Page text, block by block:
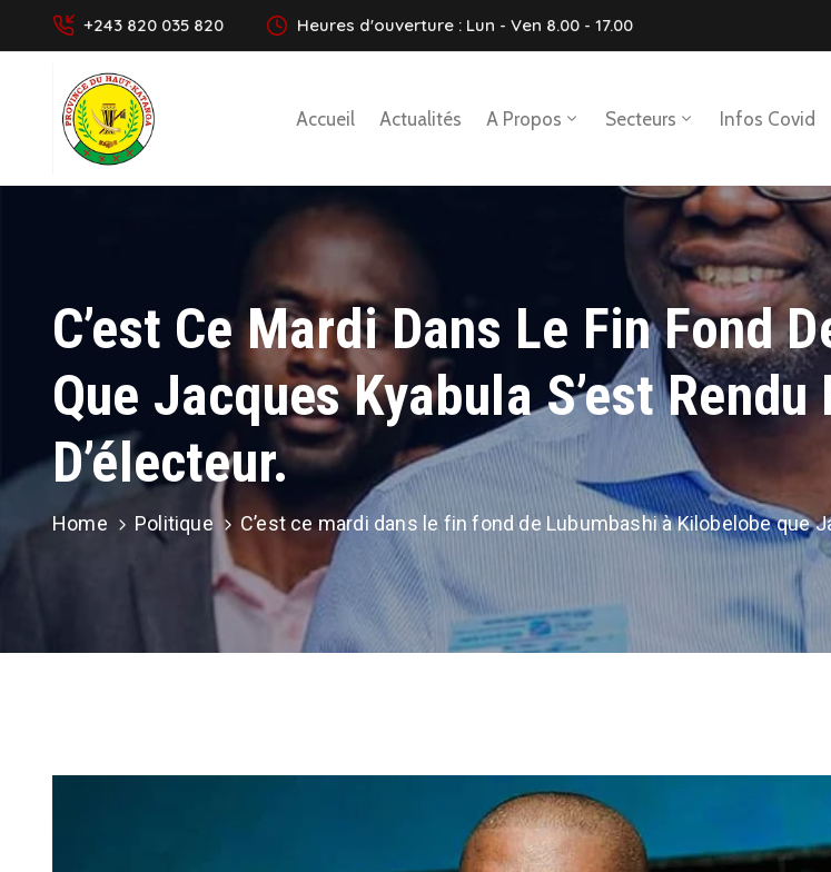
+243 820 035 820 Heures d'ouverture : Lun - Ven 8.00 - 17.00
Accueil Actualités A Propos Secteurs Infos Covid
C’est Ce Mardi Dans Le Fin Fond
Que Jacques Kyabula S’est
D’électeur.
Home Politique C’est ce mardi dans le fin fond de Lubumbashi à Kilobelobe que